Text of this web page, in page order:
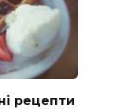
рецепти